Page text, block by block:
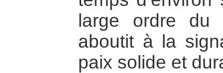
large ordre
aboutit à la
paix solide et